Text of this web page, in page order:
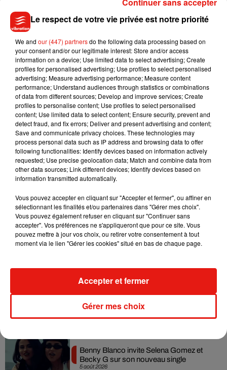
Musique
7 août 2026
Julien Lieb s’essaye à la vie de chatelain
dans son nouveau clip
7 août 2026
Madonna sort enfin le remix de « Love
Sensation » avec Kylie Minogue
7 août 2026
Tayc et Didi B dévoilent le single le plus
dansant de l’année
Angèle et Amélie Lens dévoilent leur
5 août 2026
Benny Blanco invite Selena Gomez et
Becky G sur son nouveau single
Le respect de votre vie privée est notre priorité
We and our (447) partnersdo the following data processing based on
your consent and/or our legitimate interest: Store and/or access
information on a device; Use limited data to select advertising; Create
profiles for personalised advertising; Use profiles to select personalised
advertising; Measure advertising performance; Measure content
performance; Understand audiences through statistics or combinations
of data from different sources; Develop and improve services; Create
profiles to personalise content; Use profiles to select personalised
content; Use limited data to select content; Ensure security, prevent and
detect fraud, and fix errors; Deliver and present advertising and content;
Save and communicate privacy choices. These technologies may
process personal data such as IP address and browsing data to offer
following functionalities: Identify devices based on information actively
requested; Use precise geolocation data; Match and combine data from
other data sources; Link different devices; Identify devices based on
information transmitted automatically.
Vous pouvez accepter en cliquant sur "Accepter et fermer", ou affiner en
sélectionnant les finalités et/ou partenaires dans "Gérer mes choix".
Vous pouvez également refuser en cliquant sur "Continuer sans
accepter". Vos préférences ne s'appliqueront que pour ce site. Vous
pouvez mettre à jour vos choix, ou retirer votre consentement à tout
moment via le lien "Gérer les cookies" situé en bas de chaque page.
Gérer mes choix
Accepter et fermer